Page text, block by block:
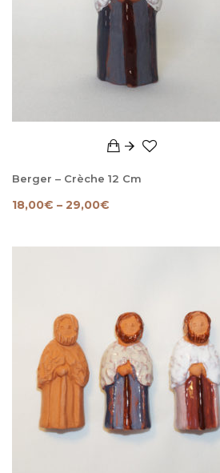
Berger – Crèche 12 Cm
18,00€ – 29,00€